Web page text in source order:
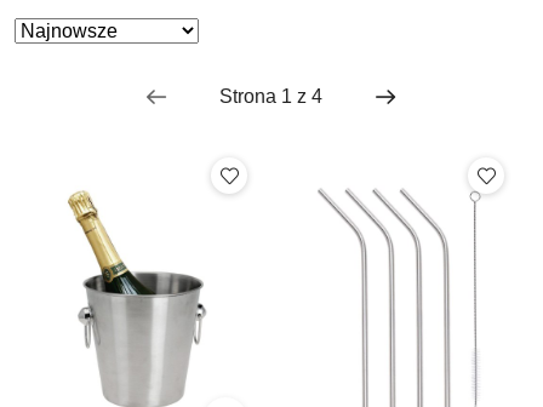
Zastosowano
Sortuj